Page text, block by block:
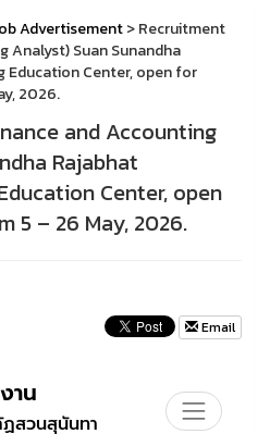
Advertisement> Recruitment
Analyst) Suan Sunandha
Education Center, open for
2026.
and Accounting
Rajabhat
Center, open
5 – 26 May, 2026.
Email